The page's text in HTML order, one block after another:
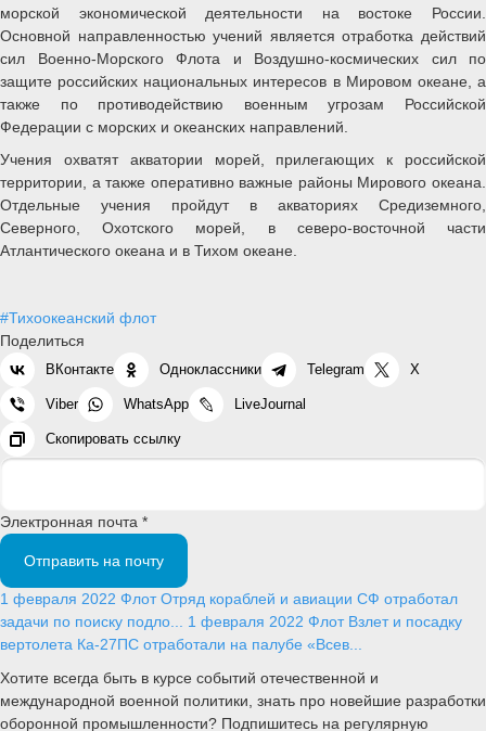
морской экономической деятельности на востоке России.
Основной направленностью учений является отработка действий
сил Военно-Морского Флота и Воздушно-космических сил по
защите российских национальных интересов в Мировом океане, а
также по противодействию военным угрозам Российской
Федерации с морских и океанских направлений.
Учения охватят акватории морей, прилегающих к российской
территории, а также оперативно важные районы Мирового океана.
Отдельные учения пройдут в акваториях Средиземного,
Северного, Охотского морей, в северо-восточной части
Атлантического океана и в Тихом океане.
#Тихоокеанский флот
Поделиться
ВКонтакте Одноклассники Telegram X
Viber WhatsApp LiveJournal
Скопировать ссылку
Электронная почта *
Отправить на почту
1 февраля 2022 Флот Отряд кораблей и авиации СФ отработал
задачи по поиску подло... 1 февраля 2022 Флот Взлет и посадку
вертолета Ка-27ПС отработали на палубе «Всев...
Хотите всегда быть в курсе событий отечественной и
международной военной политики, знать про новейшие разработки
оборонной промышленности? Подпишитесь на регулярную